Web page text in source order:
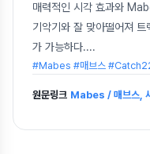
매력적인 시각 효과와
기악기와 잘 맞아떨어져
가 가능하다....
#Mabes #매브스
원문링크 Mabes / 매브스,